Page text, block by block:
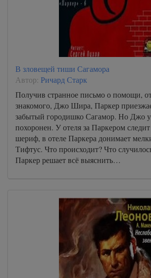
В зловещей тиши Сагамора
Автор: Ричард Старк
Получив странное письмо о помощи, от
знакомого, Джо Шира, Паркер
забытый городишко Сагамор. Но Джо
похоронен. У отеля за Паркером
шериф, в отеле Паркера донимает
Тифтус. Что происходит? Что
Паркер решает всё выяснить…